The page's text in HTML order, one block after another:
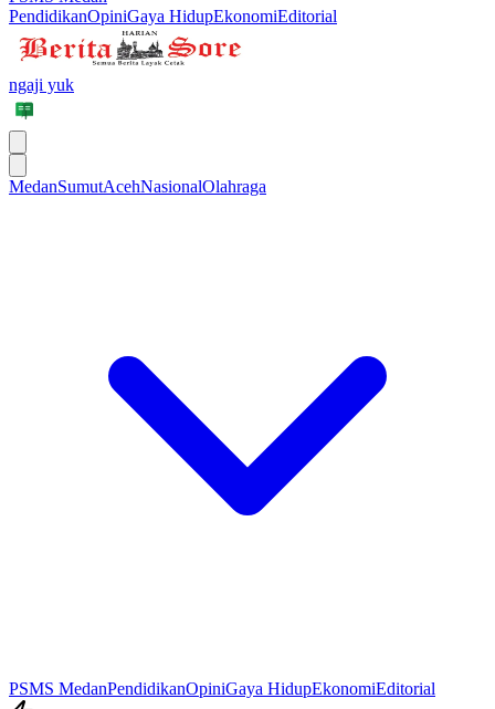
PendidikanOpiniGaya HidupEkonomiEditorial
ngaji yuk
MedanSumutAcehNasionalOlahraga
PSMS MedanPendidikanOpiniGaya HidupEkonomiEditorial